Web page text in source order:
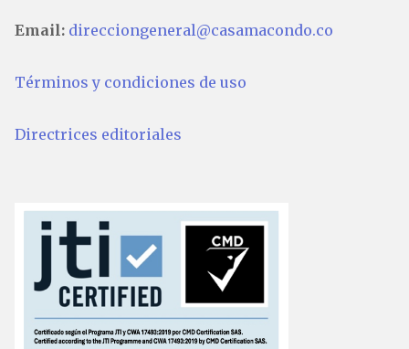
Email: direcciongeneral@casamacondo.co
Términos y condiciones de uso
Directrices editoriales